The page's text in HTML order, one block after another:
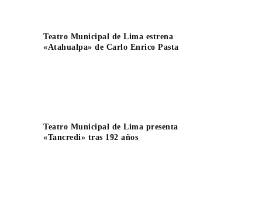
Teatro Municipal de Lima estrena
«Atahualpa» de Carlo Enrico Pasta
Teatro Municipal de Lima presenta
«Tancredi» tras 192 años